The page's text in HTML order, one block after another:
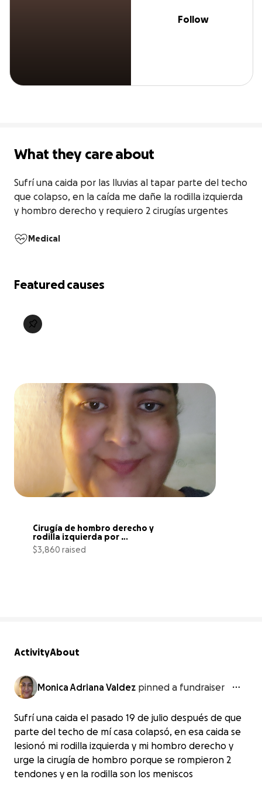
Follow
What they care about
Sufrí una caida por las lluvias al tapar parte del techo
que colapso, en la caída me dañe la rodilla izquierda
y hombro derecho y requiero 2 cirugías urgentes
Medical
Featured causes
Cirugía de hombro derecho y
rodilla izquierda por
accidente
$3,860 raised
ActivityAbout
Monica Adriana Valdez pinned a fundraiser
Sufrí una caida el pasado 19 de julio después de que
parte del techo de mí casa colapsó, en esa caida se
lesionó mi rodilla izquierda y mi hombro derecho y
urge la cirugía de hombro porque se rompieron 2
tendones y en la rodilla son los meniscos